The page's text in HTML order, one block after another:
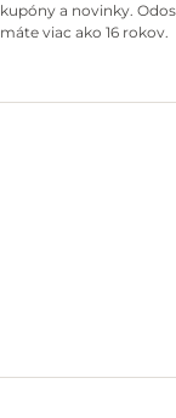
kupóny a novinky.
máte viac ako 16 rokov.